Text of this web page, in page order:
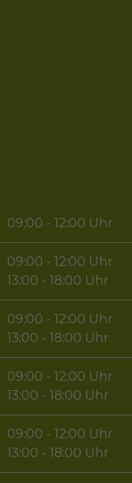
09:00 - 12:00 Uhr
09:00 - 12:00 Uhr
13:00 - 18:00 Uhr
09:00 - 12:00 Uhr
13:00 - 18:00 Uhr
09:00 - 12:00 Uhr
13:00 - 18:00 Uhr
09:00 - 12:00 Uhr
13:00 - 18:00 Uhr